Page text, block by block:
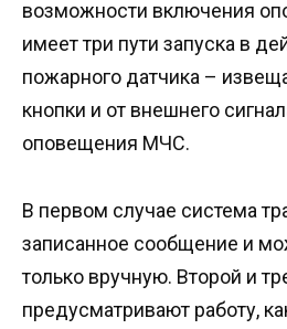
возможности включения
имеет три пути запуска в
пожарного датчика –
кнопки и от внешнего
оповещения МЧС.
В первом случае система
записанное сообщение и
только вручную. Второй и
предусматривают работу,